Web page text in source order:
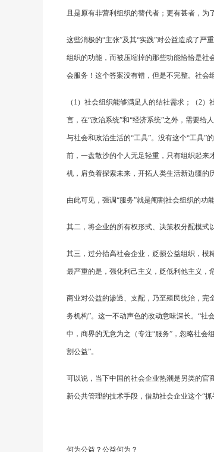
且是原有非营利组织的替代者；更有甚者，为
这些消极的“主张”及其“实践”对公益造成了严
组织的功能，而被压缩掉的那些功能恰恰是社
会服务！这个答案没有错，但是不完整。社会
（1）社会组织能够满足人的结社需求；（2
言，在“政治系统”和“经济系统”之外，需要给
与社会和政治生活的“工具”。没有这个“工具
前，一盘散沙的个人无足轻重，只有组织起来
机，肩负着探索未来，开拓人类生活新边疆的
由此可见，强调“服务”就是阉割社会组织的功
其二，将企业的所有权形式、决策权分配模式
其三，过分抬高社会企业，贬损公益组织，模
最严重的是，强化利己主义，贬低利他主义，
商业对公益的渗透、支配，乃至殖民统治，完
务机构”。这一不动声色的改动意味深长。“
中，商界的无意为之（专注“服务”，忽略社会
割公益”。
可以说，当下中国的社会企业热潮是另类的官
新公共管理的技术手段，借助社会企业这个“
何为公益？公益何为？